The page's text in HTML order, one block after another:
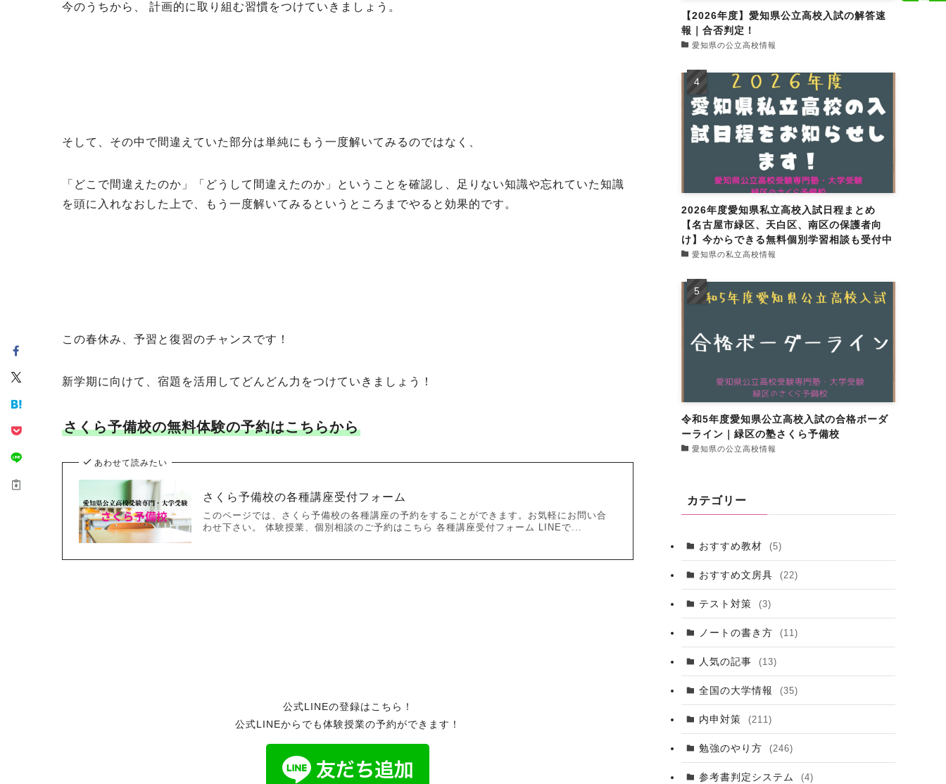
今のうちから、 計画的に取り組む習慣をつけていきましょう。
そして、その中で間違えていた部分は単純にもう一度解いてみるのではなく、
「どこで間違えたのか」「どうして間違えたのか」ということを確認し、足りない知識や忘れていた知識
を頭に入れなおした上で、もう一度解いてみるというところまでやると効果的です。
この春休み、予習と復習のチャンスです！
新学期に向けて、宿題を活用してどんどん力をつけていきましょう！
さくら予備校の無料体験の予約はこちらから
あわせて読みたい
さくら予備校の各種講座受付フォーム
このページでは、さくら予備校の各種講座の予約をすることができます。お気軽にお問い合
わせ下さい。 体験授業、個別相談のご予約はこちら 各種講座受付フォーム LINEで...
公式LINEの登録はこちら！
公式LINEからでも体験授業の予約ができます！
【2026年度】愛知県公立高校入試の解答速
報｜合否判定！
愛知県の公立高校情報
2026年度愛知県私立高校入試日程まとめ
【名古屋市緑区、天白区、南区の保護者向
け】今からできる無料個別学習相談も受付中
愛知県の私立高校情報
令和5年度愛知県公立高校入試の合格ボーダ
ーライン｜緑区の塾さくら予備校
愛知県の公立高校情報
カテゴリー
おすすめ教材 (5)
おすすめ文房具 (22)
テスト対策 (3)
ノートの書き方 (11)
人気の記事 (13)
全国の大学情報 (35)
内申対策 (211)
勉強のやり方 (246)
参考書判定システム (4)